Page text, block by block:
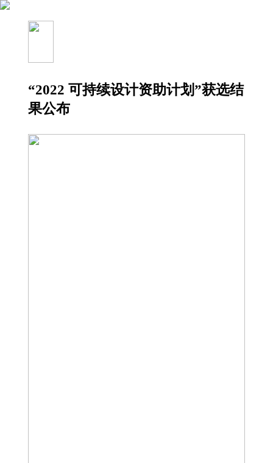
“2022 可持续设计资助计划”获选结
果公布